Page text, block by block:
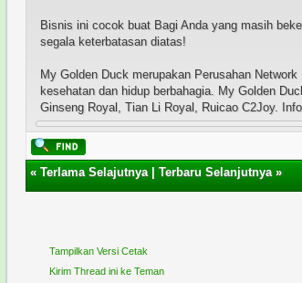
Bisnis ini cocok buat Bagi Anda yang masih
segala keterbatasan diatas!
My Golden Duck merupakan Perusahan
kesehatan dan hidup berbahagia. My Golden
Ginseng Royal, Tian Li Royal, Ruicao C2Joy.
«Terlama Selajutnya|Terbaru Selanjutnya»
Tampilkan Versi Cetak
Kirim Thread ini ke Teman